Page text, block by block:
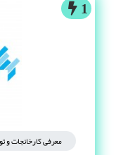
1
معرفی کارخانجات و